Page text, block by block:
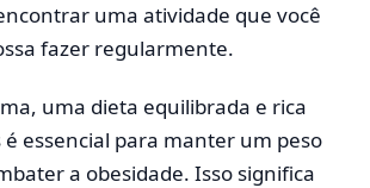
uma atividade que você
fazer regularmente.
uma dieta equilibrada e rica
essencial para manter um peso
a obesidade. Isso significa